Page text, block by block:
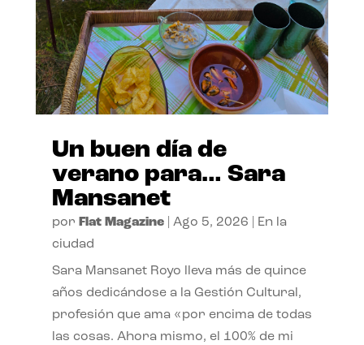
Un buen día de
verano para… Sara
Mansanet
por Flat Magazine| Ago 5, 2026
En la
ciudad
Sara Mansanet Royo lleva más de quince
años dedicándose a la Gestión Cultural,
profesión que ama «por encima de todas
las cosas. Ahora mismo, el 100% de mi